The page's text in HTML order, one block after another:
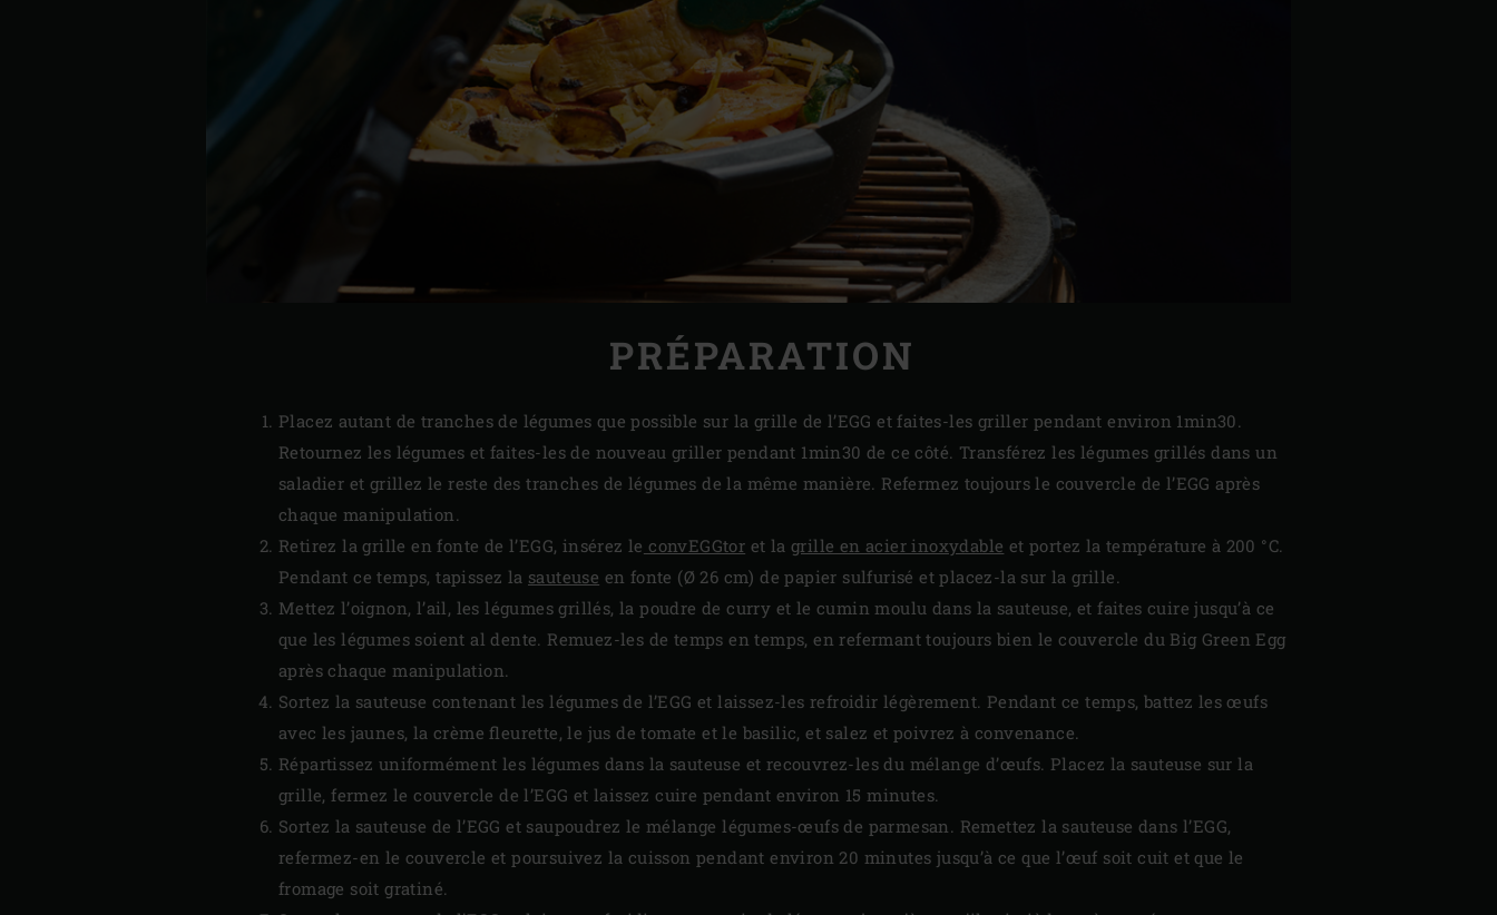
PRÉPARATION
Placez autant de tranches de légumes que possible sur la grille de l’EGG et faites-les griller pendant environ 1min30.
Retournez les légumes et faites-les de nouveau griller pendant 1min30 de ce côté. Transférez les légumes grillés dans un
saladier et grillez le reste des tranches de légumes de la même manière. Refermez toujours le couvercle de l’EGG après
chaque manipulation.
Retirez la grille en fonte de l’EGG, insérez le convEGGtor et la grille en acier inoxydable et portez la température à 200 °C.
Pendant ce temps, tapissez la sauteuse en fonte (Ø 26 cm) de papier sulfurisé et placez-la sur la grille.
Mettez l’oignon, l’ail, les légumes grillés, la poudre de curry et le cumin moulu dans la sauteuse, et faites cuire jusqu’à ce
que les légumes soient al dente. Remuez-les de temps en temps, en refermant toujours bien le couvercle du Big Green Egg
après chaque manipulation.
Sortez la sauteuse contenant les légumes de l’EGG et laissez-les refroidir légèrement. Pendant ce temps, battez les œufs
avec les jaunes, la crème fleurette, le jus de tomate et le basilic, et salez et poivrez à convenance.
Répartissez uniformément les légumes dans la sauteuse et recouvrez-les du mélange d’œufs. Placez la sauteuse sur la
grille, fermez le couvercle de l’EGG et laissez cuire pendant environ 15 minutes.
Sortez la sauteuse de l’EGG et saupoudrez le mélange légumes-œufs de parmesan. Remettez la sauteuse dans l’EGG,
refermez-en le couvercle et poursuivez la cuisson pendant environ 20 minutes jusqu’à ce que l’œuf soit cuit et que le
fromage soit gratiné.